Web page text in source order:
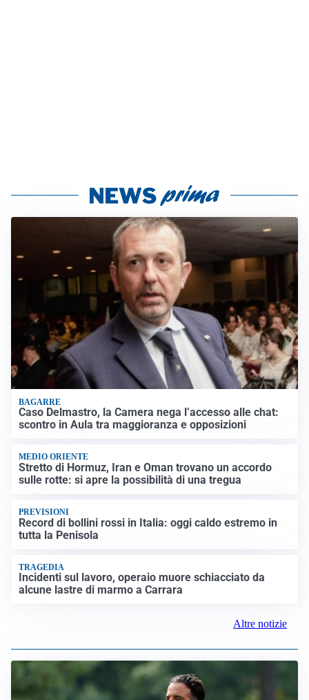
Caso Delmastro, la Camera nega l’accesso alle chat:
scontro in Aula tra maggioranza e opposizioni
sulle rotte: si apre la possibilità di una tregua
tutta la Penisola
alcune lastre di marmo a Carrara